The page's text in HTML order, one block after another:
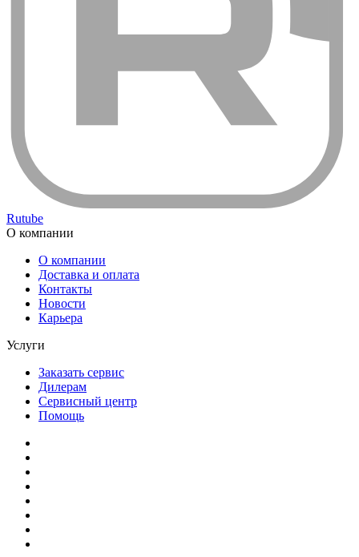
Rutube
О компании
О компании
Доставка и оплата
Контакты
Новости
Карьера
Услуги
Заказать сервис
Дилерам
Сервисный центр
Помощь